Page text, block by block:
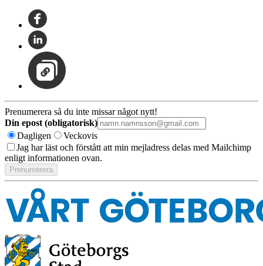
Prenumerera så du inte missar något nytt!
Din epost (obligatorisk)
Dagligen
Veckovis
Jag har läst och förstått att min mejladress delas med Mailchimp
enligt informationen ovan.